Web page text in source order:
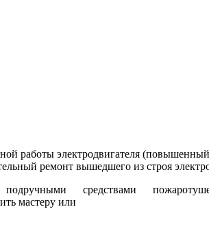
работы электродвигателя
ремонт вышедшего из строя
подручными средствами
мастеру или